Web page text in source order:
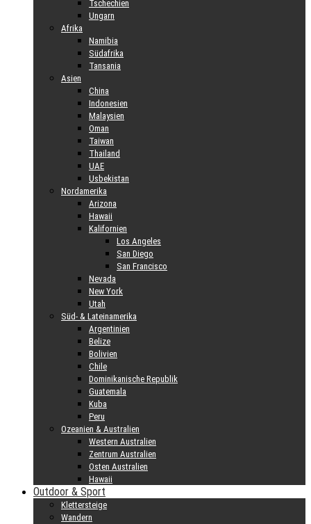
Tschechien
Ungarn
Afrika
Namibia
Südafrika
Tansania
Asien
China
Indonesien
Malaysien
Oman
Taiwan
Thailand
UAE
Usbekistan
Nordamerika
Arizona
Hawaii
Kalifornien
Los Angeles
San Diego
San Francisco
Nevada
New York
Utah
Süd- & Lateinamerika
Argentinien
Belize
Bolivien
Chile
Dominikanische Republik
Guatemala
Kuba
Peru
Ozeanien & Australien
Western Australien
Zentrum Australien
Osten Australien
Hawaii
Outdoor & Sport
Klettersteige
Wandern